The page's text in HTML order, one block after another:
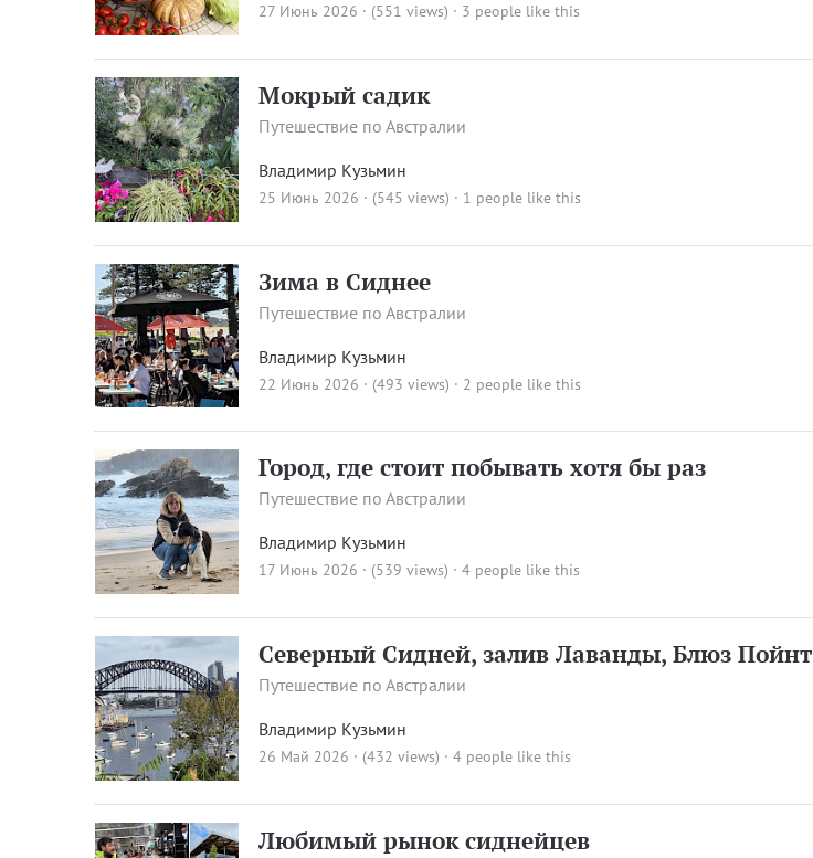
27 Июнь 2026 · (551 views) · 3 people like this
Мокрый садик
Путешествие по Австралии
Владимир Кузьмин
25 Июнь 2026 · (545 views) · 1 people like this
Зима в Сиднее
Путешествие по Австралии
Владимир Кузьмин
22 Июнь 2026 · (493 views) · 2 people like this
Город, где стоит побывать хотя бы раз
Путешествие по Австралии
Владимир Кузьмин
17 Июнь 2026 · (539 views) · 4 people like this
Северный Сидней, залив Лаванды, Блюз Пойнт
Путешествие по Австралии
Владимир Кузьмин
26 Май 2026 · (432 views) · 4 people like this
Любимый рынок сиднейцев